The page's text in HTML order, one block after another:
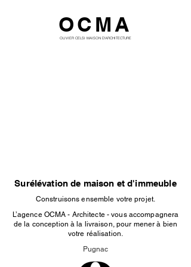
OCMA
OLIVIER CELSI MAISON D'ARCHITECTURE
Surélévation de maison et d'immeuble
Construisons ensemble votre projet.
L’agence OCMA - Architecte - vous accompagnera
de la conception à la livraison, pour mener à bien
votre réalisation.
Pugnac